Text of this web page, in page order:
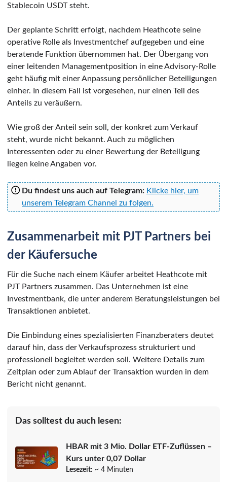
Stablecoin USDT steht.
Der geplante Schritt erfolgt, nachdem Heathcote seine
operative Rolle als Investmentchef aufgegeben und eine
beratende Funktion übernommen hat. Der Übergang von
einer leitenden Managementposition in eine Advisory-Rolle
geht häufig mit einer Anpassung persönlicher Beteiligungen
einher. In diesem Fall ist vorgesehen, nur einen Teil des
Anteils zu veräußern.
Wie groß der Anteil sein soll, der konkret zum Verkauf
steht, wurde nicht bekannt. Auch zu möglichen
Interessenten oder zu einer Bewertung der Beteiligung
liegen keine Angaben vor.
Du findest uns auch auf Telegram: Klicke hier, um
unserem Telegram Channel zu folgen.
Zusammenarbeit mit PJT Partners bei
der Käufersuche
Für die Suche nach einem Käufer arbeitet Heathcote mit
PJT Partners zusammen. Das Unternehmen ist eine
Investmentbank, die unter anderem Beratungsleistungen bei
Transaktionen anbietet.
Die Einbindung eines spezialisierten Finanzberaters deutet
darauf hin, dass der Verkaufsprozess strukturiert und
professionell begleitet werden soll. Weitere Details zum
Zeitplan oder zum Ablauf der Transaktion wurden in dem
Bericht nicht genannt.
Das solltest du auch lesen:
HBAR mit 3 Mio. Dollar ETF-Zuflüssen –
Kurs unter 0,07 Dollar
Lesezeit: ~ 4 Minuten